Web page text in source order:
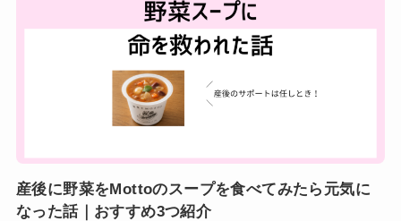
産後に野菜をMottoのスープを食べてみたら元気に
なった話｜おすすめ3つ紹介